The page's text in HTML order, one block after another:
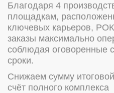
Благодаря 4
площадкам,
ключевых карьеров,
заказы максимально
соблюдая оговоренные с
сроки.
Снижаем сумму
счёт полного комплекса